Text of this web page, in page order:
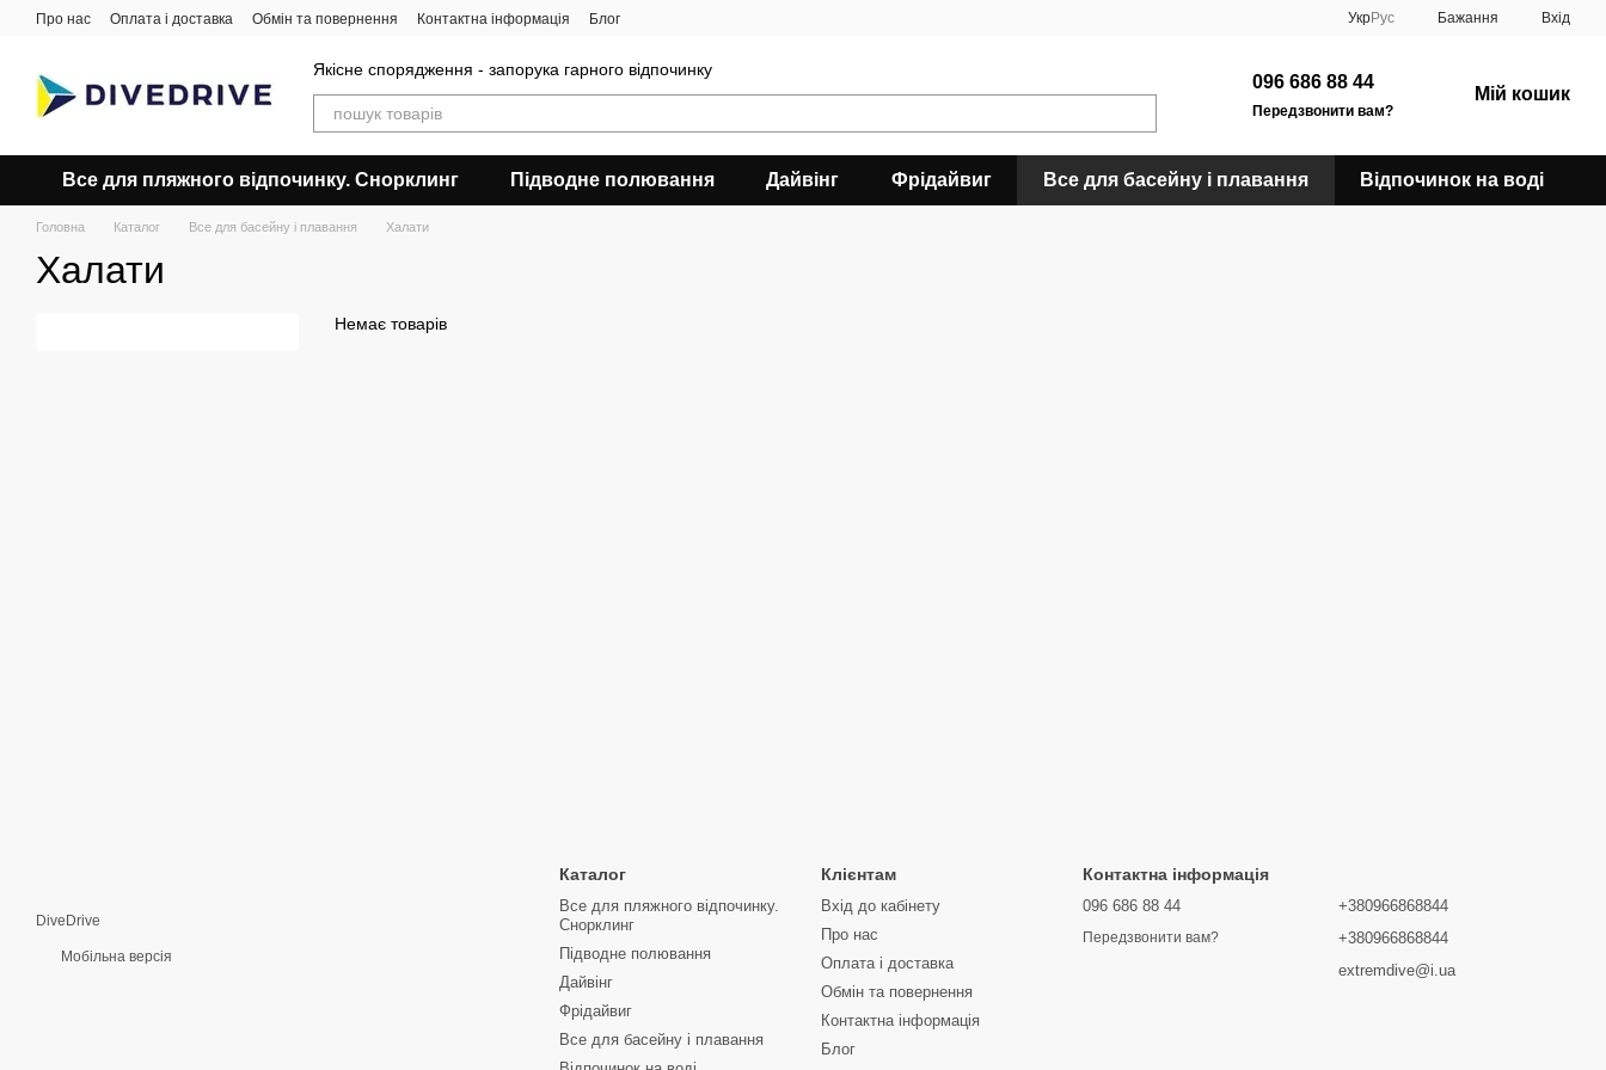
Перейти до основного контенту
Про нас Оплата і доставка Обмін та повернення Контактна інформація Блог УкрРус Бажання Вхід
Якісне спорядження - запорука гарного відпочинку
096 686 88 44
Передзвонити вам?
Мій кошик
Все для пляжного відпочинку. Снорклинг Підводне полювання Дайвінг Фрідайвиг Все для басейну і плавання Відпочинок на воді
Головна Каталог Все для басейну і плавання Халати
Халати
Немає товарів
DiveDrive
Мобільна версія
Каталог
Все для пляжного відпочинку.
Снорклинг
Підводне полювання
Дайвінг
Фрідайвиг
Все для басейну і плавання
Клієнтам
Вхід до кабінету
Про нас
Оплата і доставка
Обмін та повернення
Контактна інформація
Блог
Контактна інформація
096 686 88 44
Передзвонити вам?
+380966868844
+380966868844
extremdive@i.ua